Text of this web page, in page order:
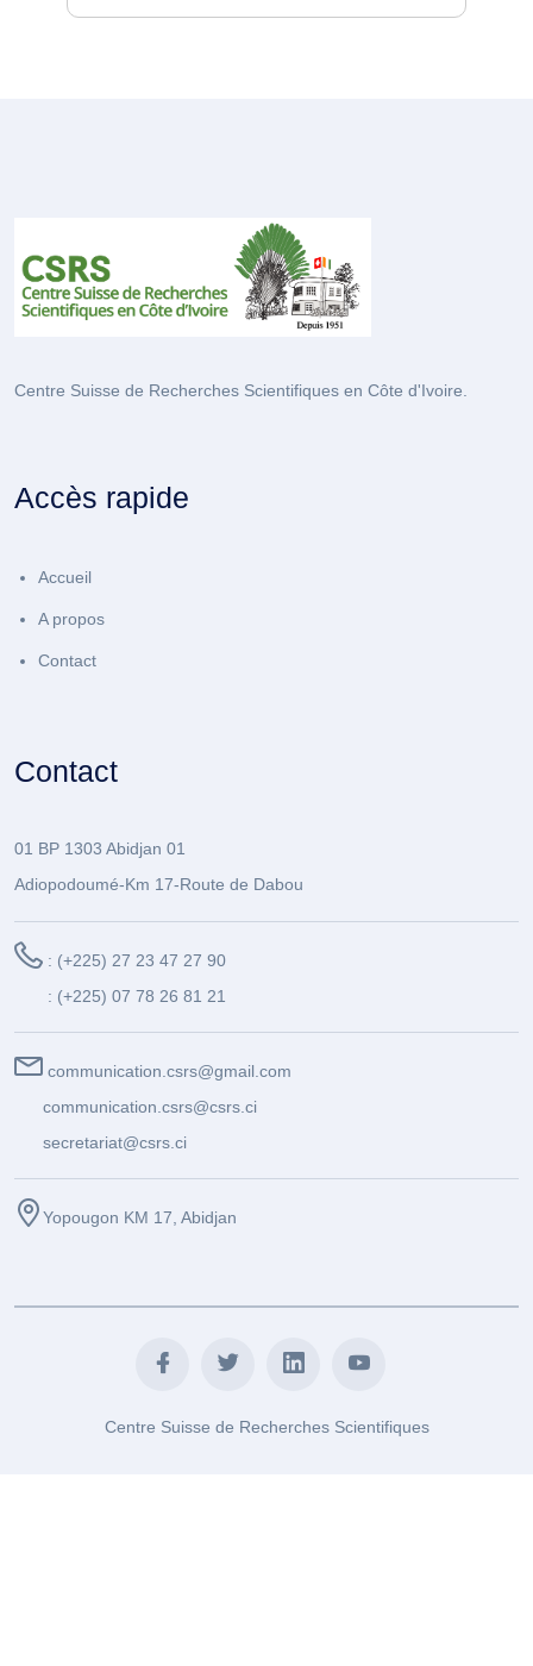
Centre Suisse de Recherches Scientifiques en Côte d'Ivoire.
Accès rapide
Accueil
A propos
Contact
Contact
01 BP 1303 Abidjan 01
Adiopodoumé-Km 17-Route de Dabou
: (+225) 27 23 47 27 90
: (+225) 07 78 26 81 21
communication.csrs@gmail.com
communication.csrs@csrs.ci
secretariat@csrs.ci
Yopougon KM 17, Abidjan
Centre Suisse de Recherches Scientifiques